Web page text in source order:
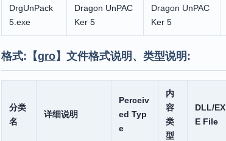
DrgUnPack
5.exe
Dragon UnPAC
Ker 5
Dragon UnPAC
Ker 5
格式:【gro】文件格式说明、类型说明:
分类
名
详细说明
Perceiv
ed Typ
e
内
容
类
型
DLL/EX
E File